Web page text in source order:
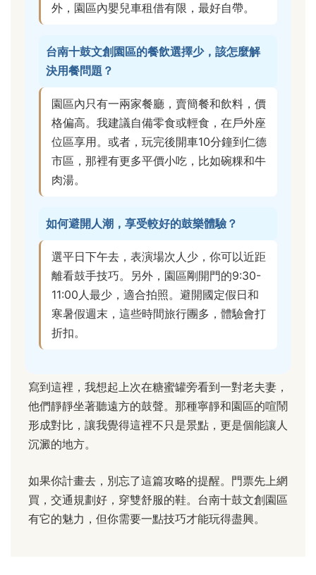
外，園區內嬰兒車租借有限，最好自帶。
台南十鼓文創園區的餐飲選擇少，該怎麼解
決用餐問題？
園區內只有一兩家餐廳，賣簡餐和飲料，價
格偏高。我建議自備零食或輕食，在戶外座
位區享用。或者，玩完後開車10分鐘到仁德
市區，那裡有更多平價小吃，比如碗粿和牛
肉湯。
如何避開人潮，享受較好的鼓樂體驗？
選平日下午去，表演場次人少，你可以近距
離看鼓手技巧。另外，園區剛開門的9:30-
11:00人最少，適合拍照。避開國定假日和
寒暑假週末，這些時間旅行團多，體驗會打
折扣。
寫到這裡，我想起上次在糖蜜罐旁看到一對老夫妻，
他們靜靜坐著聽遠方的鼓聲。那種寧靜和園區的喧鬧
形成對比，讓我覺得這裡不只是景點，更是個能讓人
沉澱的地方。
如果你計畫去，別忘了這篇攻略的提醒。門票先上網
買，交通規劃好，穿雙舒服的鞋。台南十鼓文創園區
有它的魅力，但你需要一點技巧才能玩得盡興。